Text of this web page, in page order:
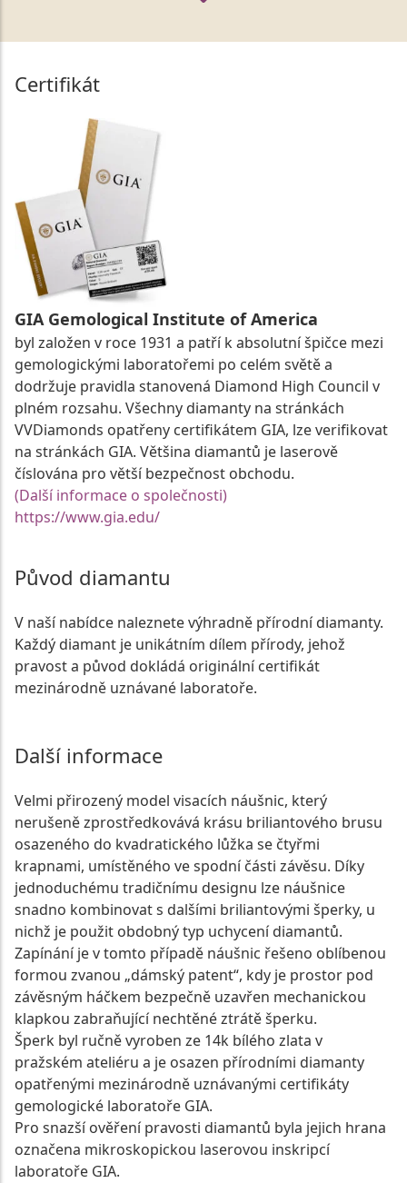
Certifikát
GIA Gemological Institute of America
byl založen v roce 1931 a patří k absolutní špičce mezi
gemologickými laboratořemi po celém světě a
dodržuje pravidla stanovená Diamond High Council v
plném rozsahu. Všechny diamanty na stránkách
VVDiamonds opatřeny certifikátem GIA, lze verifikovat
na stránkách GIA. Většina diamantů je laserově
číslována pro větší bezpečnost obchodu.
(Další informace o společnosti)
https://www.gia.edu/
Původ diamantu
V naší nabídce naleznete výhradně přírodní diamanty.
Každý diamant je unikátním dílem přírody, jehož
pravost a původ dokládá originální certifikát
mezinárodně uznávané laboratoře.
Další informace
Velmi přirozený model visacích náušnic, který
nerušeně zprostředkovává krásu briliantového brusu
osazeného do kvadratického lůžka se čtyřmi
krapnami, umístěného ve spodní části závěsu. Díky
jednoduchému tradičnímu designu lze náušnice
snadno kombinovat s dalšími briliantovými šperky, u
nichž je použit obdobný typ uchycení diamantů.
Zapínání je v tomto případě náušnic řešeno oblíbenou
formou zvanou „dámský patent“, kdy je prostor pod
závěsným háčkem bezpečně uzavřen mechanickou
klapkou zabraňující nechtěné ztrátě šperku.
Šperk byl ručně vyroben ze 14k bílého zlata v
pražském ateliéru a je osazen přírodními diamanty
opatřenými mezinárodně uznávanými certifikáty
gemologické laboratoře GIA.
Pro snazší ověření pravosti diamantů byla jejich hrana
označena mikroskopickou laserovou inskripcí
laboratoře GIA.